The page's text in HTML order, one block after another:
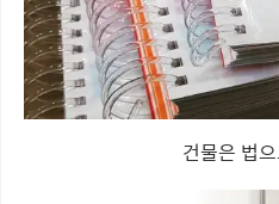
건물은 법